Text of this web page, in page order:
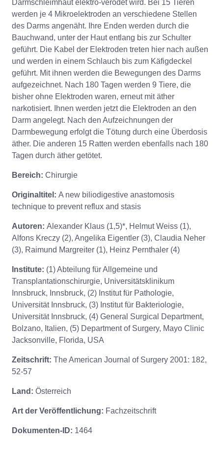
Darmschleimhaut elektro-verödet wird. Bei 15 Tieren
werden je 4 Mikroelektroden an verschiedene Stellen
des Darms angenäht. Ihre Enden werden durch die
Bauchwand, unter der Haut entlang bis zur Schulter
geführt. Die Kabel der Elektroden treten hier nach außen
und werden in einem Schlauch bis zum Käfigdeckel
geführt. Mit ihnen werden die Bewegungen des Darms
aufgezeichnet. Nach 180 Tagen werden 9 Tiere, die
bisher ohne Elektroden waren, erneut mit äther
narkotisiert. Ihnen werden jetzt die Elektroden an den
Darm angelegt. Nach den Aufzeichnungen der
Darmbewegung erfolgt die Tötung durch eine Überdosis
äther. Die anderen 15 Ratten werden ebenfalls nach 180
Tagen durch äther getötet.
Bereich: Chirurgie
Originaltitel: A new biliodigestive anastomosis
technique to prevent reflux and stasis
Autoren: Alexander Klaus (1,5)*, Helmut Weiss (1),
Alfons Kreczy (2), Angelika Eigentler (3), Claudia Neher
(3), Raimund Margreiter (1), Heinz Pernthaler (4)
Institute: (1) Abteilung für Allgemeine und
Transplantationschirurgie, Universitätsklinikum
Innsbruck, Innsbruck, (2) Institut für Pathologie,
Universität Innsbruck, (3) Institut für Bakteriologie,
Universität Innsbruck, (4) General Surgical Department,
Bolzano, Italien, (5) Department of Surgery, Mayo Clinic
Jacksonville, Florida, USA
Zeitschrift: The American Journal of Surgery 2001: 182,
52-57
Land: Österreich
Art der Veröffentlichung: Fachzeitschrift
Dokumenten-ID: 1464